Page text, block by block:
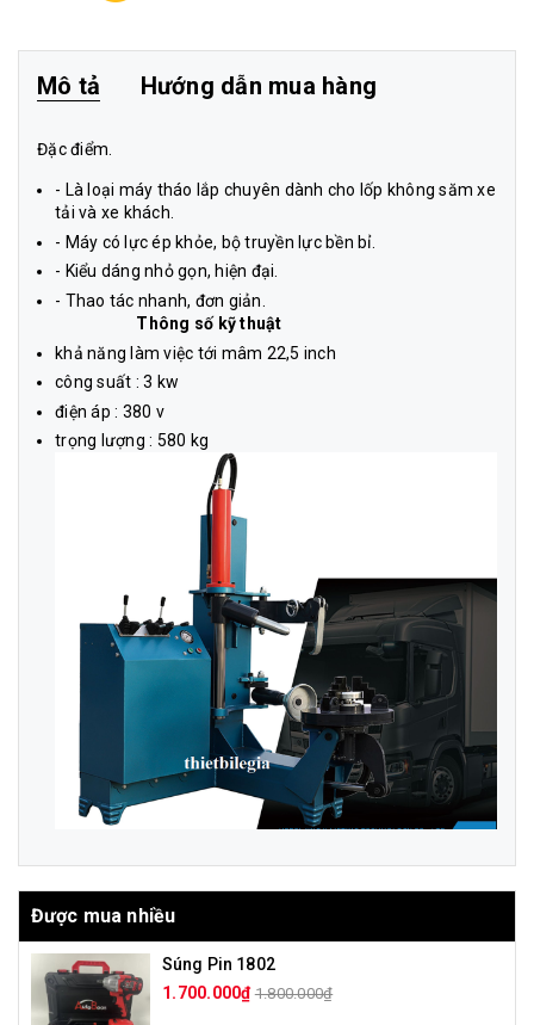
Mô tả Hướng dẫn mua hàng
Đặc điểm.
- Là loại máy tháo lắp chuyên dành cho lốp không săm xe
tải và xe khách.
- Máy có lực ép khỏe, bộ truyền lực bền bỉ.
- Kiểu dáng nhỏ gọn, hiện đại.
- Thao tác nhanh, đơn giản.
Thông số kỹ thuật
khả năng làm việc tới mâm 22,5 inch
công suất : 3 kw
điện áp : 380 v
trọng lượng : 580 kg
Được mua nhiều
Súng Pin 1802
1.700.000₫ 1.800.000₫